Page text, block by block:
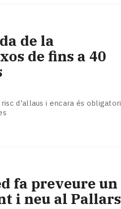
de la
de fins a 40
d'allaus i encara és obligatori
fa preveure un
i neu al Pallars